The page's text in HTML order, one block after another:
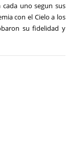
cada uno segun sus
con el Cielo a los
su fidelidad y